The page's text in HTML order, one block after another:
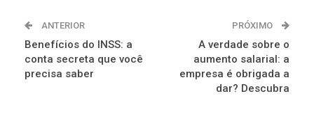
ANTERIOR
Benefícios do INSS: a
conta secreta que você
precisa saber
PRÓXIMO
A verdade sobre o
aumento salarial: a
empresa é obrigada a
dar? Descubra